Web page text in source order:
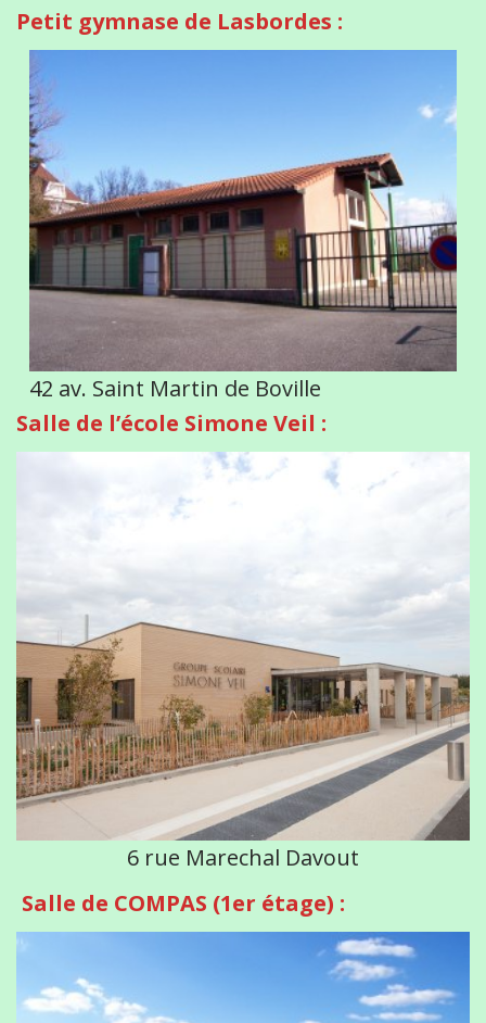
Petit gymnase de Lasbordes :
42 av. Saint Martin de Boville
Salle de l’école Simone Veil :
6 rue Marechal Davout
Salle de COMPAS (1er étage) :